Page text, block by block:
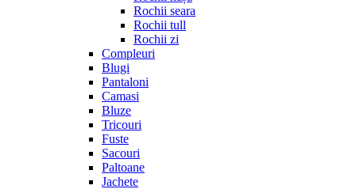
Rochii seara
Rochii tull
Rochii zi
Compleuri
Blugi
Pantaloni
Camasi
Bluze
Tricouri
Fuste
Sacouri
Paltoane
Jachete